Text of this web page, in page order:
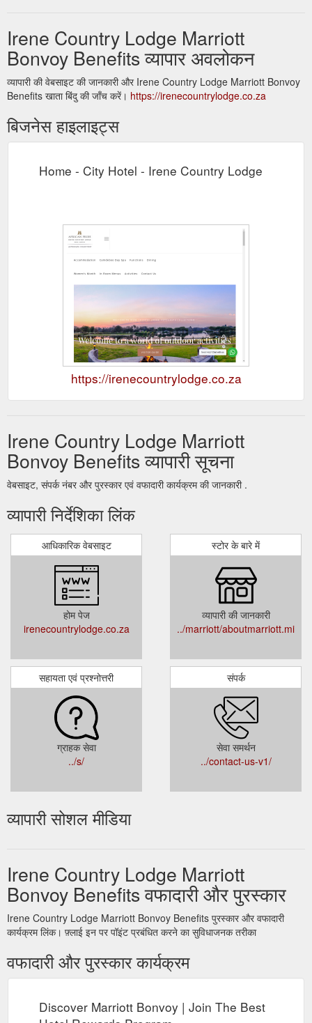
Irene Country Lodge Marriott
Bonvoy Benefits व्यापार अवलोकन
व्यापारी की वेबसाइट की जानकारी और Irene Country Lodge Marriott Bonvoy
Benefits खाता बिंदु की जाँच करें। https://irenecountrylodge.co.za
बिजनेस हाइलाइट्स
Home - City Hotel - Irene Country Lodge
https://irenecountrylodge.co.za
Irene Country Lodge Marriott
Bonvoy Benefits व्यापारी सूचना
वेबसाइट, संपर्क नंबर और पुरस्कार एवं वफादारी कार्यक्रम की जानकारी .
व्यापारी निर्देशिका लिंक
आधिकारिक वेबसाइट
होम पेज
irenecountrylodge.co.za
स्टोर के बारे में
व्यापारी की जानकारी
../marriott/aboutmarriott.mi
सहायता एवं प्रश्नोत्तरी
ग्राहक सेवा
../s/
संपर्क
सेवा समर्थन
../contact-us-v1/
व्यापारी सोशल मीडिया
Irene Country Lodge Marriott
Bonvoy Benefits वफादारी और पुरस्कार
Irene Country Lodge Marriott Bonvoy Benefits पुरस्कार और वफादारी
कार्यक्रम लिंक। फ़्लाई इन पर पॉइंट प्रबंधित करने का सुविधाजनक तरीका
वफादारी और पुरस्कार कार्यक्रम
Discover Marriott Bonvoy | Join The Best